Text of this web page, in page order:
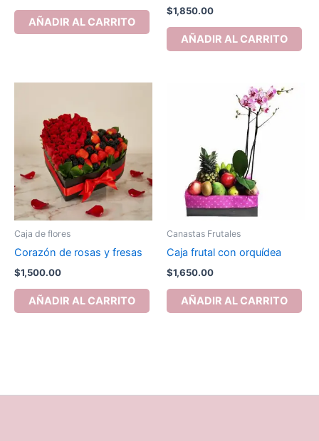
AÑADIR AL CARRITO
$1,850.00
AÑADIR AL CARRITO
Caja de flores
Corazón de rosas y fresas
$1,500.00
AÑADIR AL CARRITO
Canastas Frutales
Caja frutal con orquídea
$1,650.00
AÑADIR AL CARRITO